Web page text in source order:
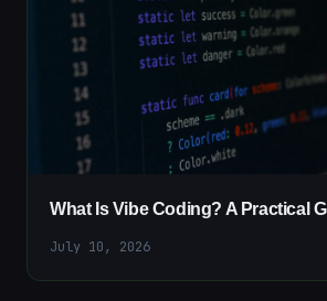
What Is Vibe Coding? A Practical
July 10, 2026